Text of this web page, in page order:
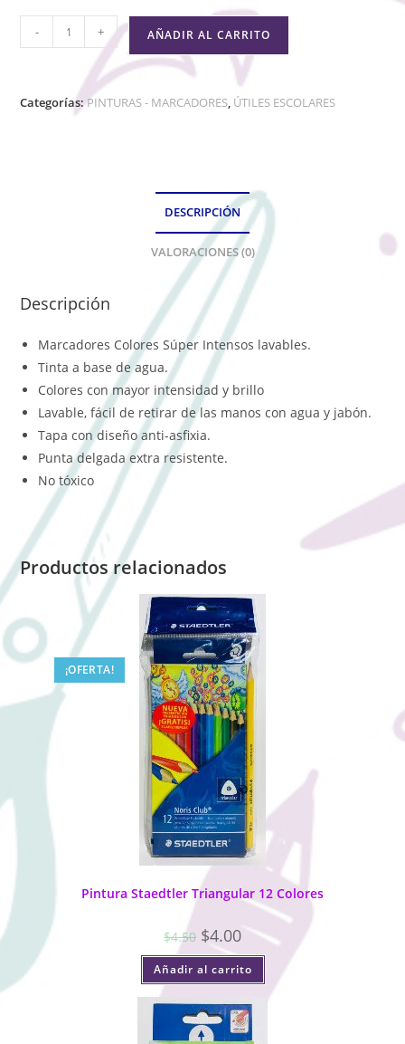
- + AÑADIR AL CARRITO
Categorías:PINTURAS - MARCADORES, ÚTILES ESCOLARES
DESCRIPCIÓN
VALORACIONES (0)
Descripción
Marcadores Colores Súper Intensos lavables.
Tinta a base de agua.
Colores con mayor intensidad y brillo
Lavable, fácil de retirar de las manos con agua y jabón.
Tapa con diseño anti-asfixia.
Punta delgada extra resistente.
No tóxico
Productos relacionados
¡OFERTA!
Pintura Staedtler Triangular 12 Colores
$4.50 $4.00
Añadir al carrito